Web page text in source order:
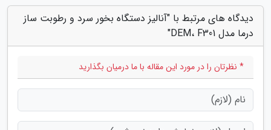
دیدگاه های مرتبط با "آنالیز دستگاه بخور سرد و رطوبت ساز
درما مدل DEM، F301"
* نظرتان را در مورد این مقاله با ما درمیان بگذارید